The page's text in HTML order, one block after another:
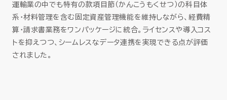
運輸業の中でも特有の款項目節（かんこうもくせつ）の科目体
系・材料管理を含む固定資産管理機能を維持しながら、経費精
算・請求書業務をワンパッケージに統合。ライセンスや導入コス
トを抑えつつ、シームレスなデータ連携を実現できる点が評価
されました。